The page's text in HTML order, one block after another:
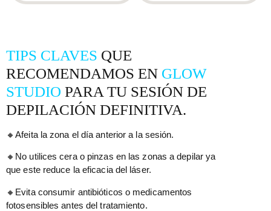
TIPS CLAVES QUE
RECOMENDAMOS EN GLOW
STUDIO PARA TU SESIÓN DE
DEPILACIÓN DEFINITIVA.
🔸Afeita la zona el día anterior a la sesión.
🔸No utilices cera o pinzas en las zonas a depilar ya
que este reduce la eficacia del láser.
🔸Evita consumir antibióticos o medicamentos
fotosensibles antes del tratamiento.